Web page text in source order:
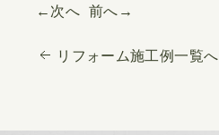
←次へ 前へ→
リフォーム施工例一覧へ